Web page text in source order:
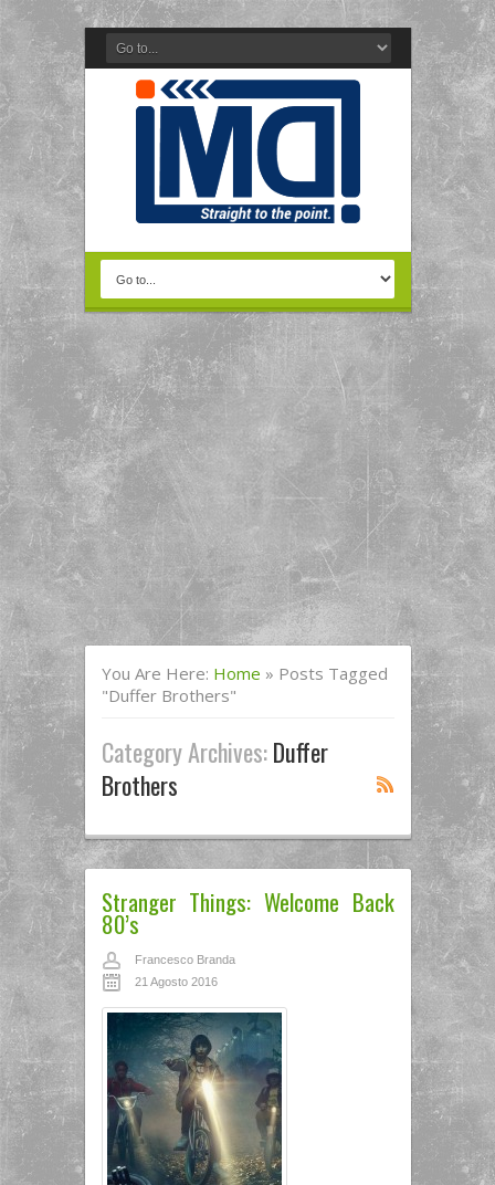
You Are Here: Home » Posts Tagged
"duffer Brothers"
Category Archives:Duffer
Brothers
Stranger Things: Welcome Back
80’s
Francesco Branda
21 Agosto 2016